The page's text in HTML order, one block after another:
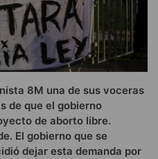
8M una de sus voceras
de que el gobierno
de aborto libre.
El gobierno que se
dejar esta demanda por